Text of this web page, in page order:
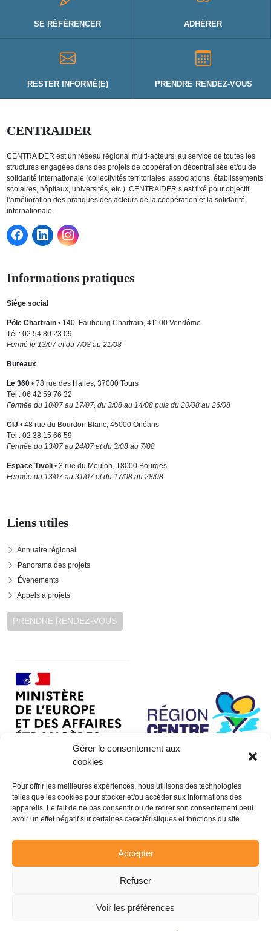
Gérer le consentement aux
cookies
Pour offrir les meilleures expériences, nous utilisons des technologies
telles que les cookies pour stocker et/ou accéder aux informations des
appareils. Le fait de ne pas consentir ou de retirer son consentement peut
avoir un effet négatif sur certaines caractéristiques et fonctions du site.
Accepter
Refuser
Voir les préférences
SE RÉFÉRENCER ADHÉRER
RESTER INFORMÉ(E) PRENDRE RENDEZ-VOUS
CENTRAIDER
CENTRAIDER est un réseau régional multi-acteurs, au service de toutes les
structures engagées dans des projets de coopération décentralisée et/ou de
solidarité internationale (collectivités territoriales, associations, établissements
scolaires, hôpitaux, universités, etc.). CENTRAIDER s’est fixé pour objectif
l’amélioration des pratiques des acteurs de la coopération et la solidarité
internationale.
Informations pratiques
Siège social
Pôle Chartrain• 140, Faubourg Chartrain, 41100 Vendôme
Tél : 02 54 80 23 09
Fermé le 13/07 et du 7/08 au 21/08
Bureaux
Le 360• 78 rue des Halles, 37000 Tours
Tél : 06 42 59 76 32
Fermée du 10/07 au 17/07, du 3/08 au 14/08 puis du 20/08 au 26/08
CIJ • 48 rue du Bourdon Blanc, 45000 Orléans
Tél : 02 38 15 66 59
Fermée du 13/07 au 24/07 et du 3/08 au 7/08
Espace Tivoli• 3 rue du Moulon, 18000 Bourges
Fermée du 13/07 au 31/07 et du 17/08 au 28/08
Liens utiles
Annuaire régional
Panorama des projets
Événements
Appels à projets
PRENDRE RENDEZ-VOUS